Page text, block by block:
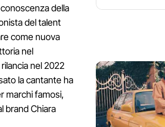
della
del talent
come nuova
nel
nel 2022
la cantante ha
marchi famosi,
brand Chiara